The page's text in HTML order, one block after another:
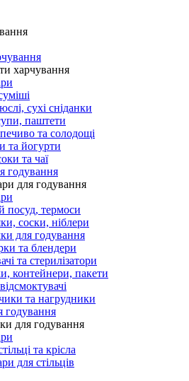
харчування
сухі сніданки
паштети
та солодощі
та йогурти
та чаї
годування
для годування
посуд, термоси
соски, ніблери
для годування
та блендери
та стерилізатори
контейнери, пакети
та нагрудники
годування
для годування
та крісла
для стільців